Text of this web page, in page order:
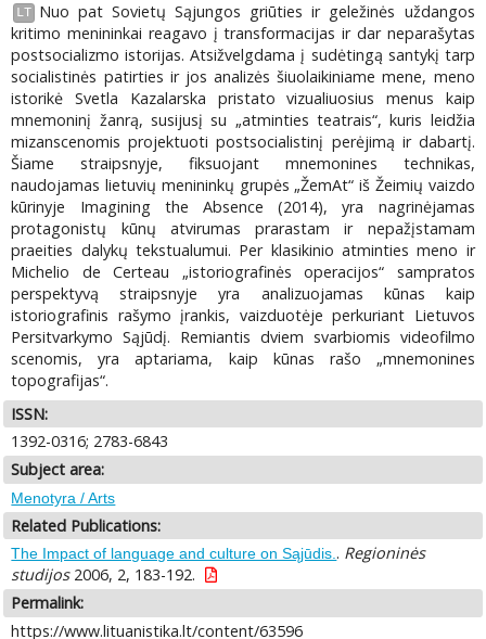
LT
Nuo pat Sovietų Sąjungos griūties ir geležinės uždangos
kritimo menininkai reagavo į transformacijas ir dar neparašytas
postsocializmo istorijas. Atsižvelgdama į sudėtingą santykį tarp
socialistinės patirties ir jos analizės šiuolaikiniame mene, meno
istorikė Svetla Kazalarska pristato vizualiuosius menus kaip
mnemoninį žanrą, susijusį su „atminties teatrais“, kuris leidžia
mizanscenomis projektuoti postsocialistinį perėjimą ir dabartį.
Šiame straipsnyje, fiksuojant mnemonines technikas,
naudojamas lietuvių menininkų grupės „ŽemAt“ iš Žeimių vaizdo
kūrinyje Imagining the Absence (2014), yra nagrinėjamas
protagonistų kūnų atvirumas prarastam ir nepažįstamam
praeities dalykų tekstualumui. Per klasikinio atminties meno ir
Michelio de Certeau „istoriografinės operacijos“ sampratos
perspektyvą straipsnyje yra analizuojamas kūnas kaip
istoriografinis rašymo įrankis, vaizduotėje perkuriant Lietuvos
Persitvarkymo Sąjūdį. Remiantis dviem svarbiomis videofilmo
scenomis, yra aptariama, kaip kūnas rašo „mnemonines
topografijas“.
ISSN:
1392-0316; 2783-6843
Subject area:
Menotyra / Arts
Related Publications:
The Impact of language and culture on Sąjūdis.. Regioninės
studijos2006, 2, 183-192.
Permalink:
https://www.lituanistika.lt/content/63596